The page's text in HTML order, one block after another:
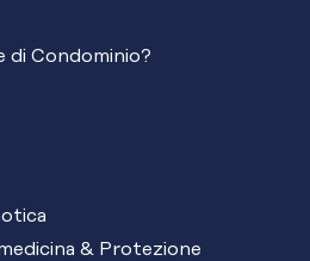
di Condominio?
& Protezione